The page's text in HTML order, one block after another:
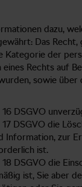
dazu,
Das
Kategorie der
eines Rechts auf
sowie
DSGVO
DSGVO die
Information, zur
ist.
18 DSGVO die
ist, Sie aber